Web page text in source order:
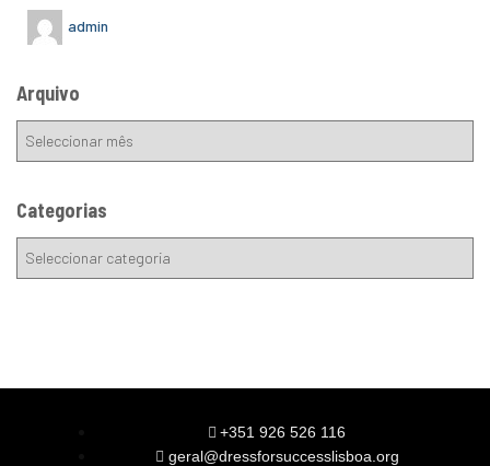
admin
Arquivo
Categorias
+351 926 526 116
geral@dressforsuccesslisboa.org